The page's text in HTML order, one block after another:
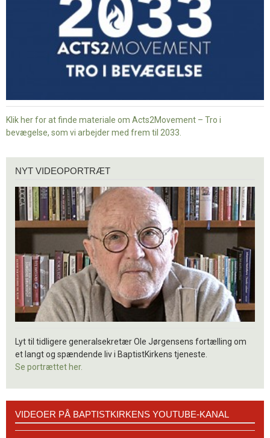
Klik her for at finde materiale om Acts2Movement – Tro i
bevægelse, som vi arbejder med frem til 2033.
videoportræt
NYT VIDEOPORTRÆT
Lyt til tidligere generalsekretær Ole Jørgensens fortælling om
et langt og spændende liv i BaptistKirkens tjeneste.
Se portrættet her.
BaptistKirkens
VIDEOER PÅ BAPTISTKIRKENS YOUTUBE-KANAL